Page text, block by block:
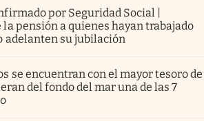
por Seguridad Social |
la pensión a quienes hayan trabajado
adelanten su jubilación
se encuentran con el mayor tesoro de
del fondo del mar una de las 7